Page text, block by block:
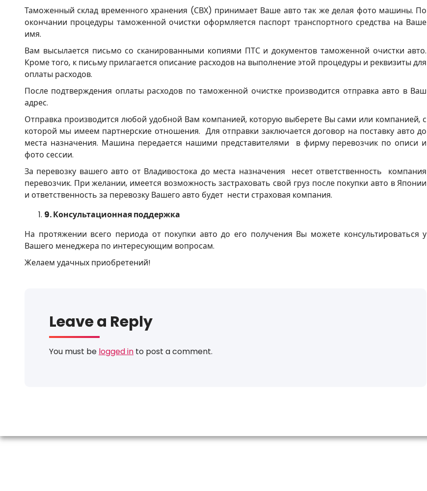
Таможенный склад временного хранения (СВХ) принимает Ваше авто так же делая фото машины. По
окончании процедуры таможенной очистки оформляется паспорт транспортного средства на Ваше
имя.
Вам высылается письмо со сканированными копиями ПТС и документов таможенной очистки авто.
Кроме того, к письму прилагается описание расходов на выполнение этой процедуры и реквизиты для
оплаты расходов.
После подтверждения оплаты расходов по таможенной очистке производится отправка авто в Ваш
адрес.
Отправка производится любой удобной Вам компанией, которую выберете Вы сами или компанией, с
которой мы имеем партнерские отношения. Для отправки заключается договор на поставку авто до
места назначения. Машина передается нашими представителями в фирму перевозчик по описи и
фото сессии.
За перевозку вашего авто от Владивостока до места назначения несет ответственность компания
перевозчик. При желании, имеется возможность застраховать свой груз после покупки авто в Японии
и ответственность за перевозку Вашего авто будет нести страховая компания.
9.Консультационная поддержка
На протяжении всего периода от покупки авто до его получения Вы можете консультироваться у
Вашего менеджера по интересующим вопросам.
Желаем удачных приобретений!
Leave a Reply
You must be logged in to post a comment.